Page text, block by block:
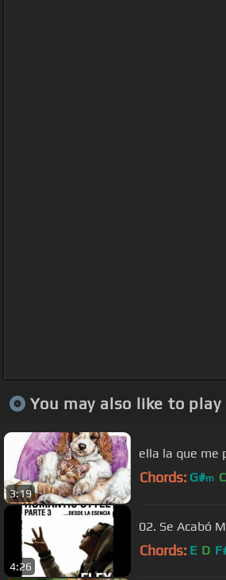
You may also like to play
3:19
ella la que me
Chords: G#m
4:26
02. Se Acabó
Chords: E D